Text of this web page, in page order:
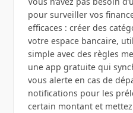
pour surveiller vos
efficaces : créer des
votre espace bancaire,
simple avec des règles
une app gratuite qui
vous alerte en cas de
notifications pour les
certain montant et